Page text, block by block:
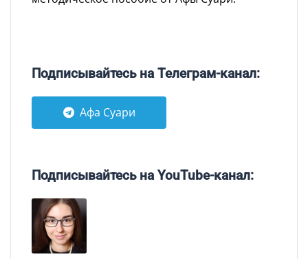
Подписывайтесь на Телеграм-канал:
Афа Суари
Подписывайтесь на YouTube-канал: